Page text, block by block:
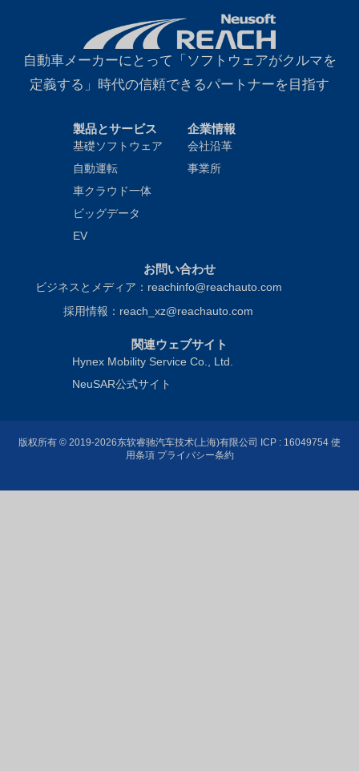
自動車メーカーにとって「ソフトウェアがクルマを
定義する」時代の信頼できるパートナーを目指す
製品とサービス
基礎ソフトウェア
自動運転
車クラウド一体
ビッグデータ
EV
企業情報
会社沿革
事業所
お問い合わせ
ビジネスとメディア：reachinfo@reachauto.com
採用情報：reach_xz@reachauto.com
関連ウェブサイト
Hynex Mobility Service Co., Ltd.
NeuSAR公式サイト
版权所有 © 2019-2026东软睿驰汽车技术(上海)有限公司 ICP : 16049754 使
用条項 プライバシー条約